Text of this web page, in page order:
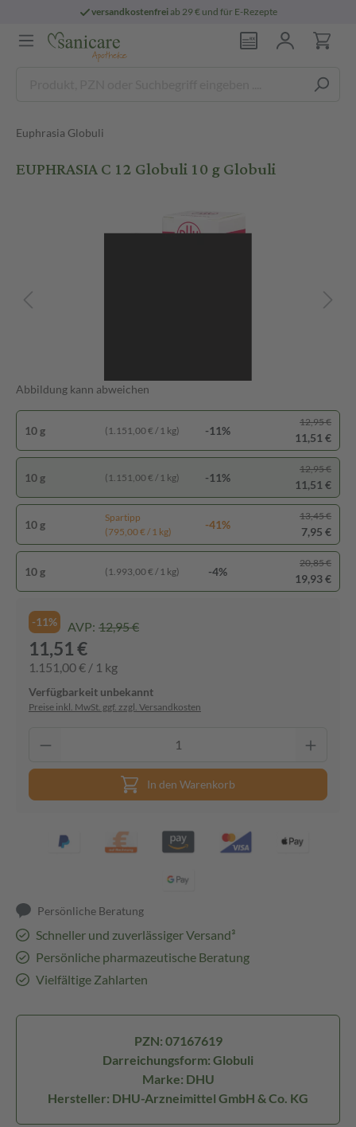
versandkostenfreiab 29 € und für E-Rezepte
Euphrasia Globuli
EUPHRASIA C 12 Globuli 10 g Globuli
Abbildung kann abweichen
10 g (1.151,00 € / 1 kg) -11%
12,95 €
11,51 €
10 g (1.151,00 € / 1 kg) -11%
12,95 €
11,51 €
10 g
Spartipp
(795,00 € / 1 kg)
-41%
13,45 €
7,95 €
10 g (1.993,00 € / 1 kg) -4%
20,85 €
19,93 €
-11% AVP: 12,95 €
11,51 €
1.151,00 € / 1 kg
Verfügbarkeit unbekannt
Preise inkl. MwSt. ggf. zzgl. Versandkosten
In den Warenkorb
Persönliche Beratung
Schneller und zuverlässiger Versand³
Persönliche pharmazeutische Beratung
Vielfältige Zahlarten
PZN: 07167619
Darreichungsform: Globuli
Marke: DHU
Hersteller: DHU-Arzneimittel GmbH & Co. KG